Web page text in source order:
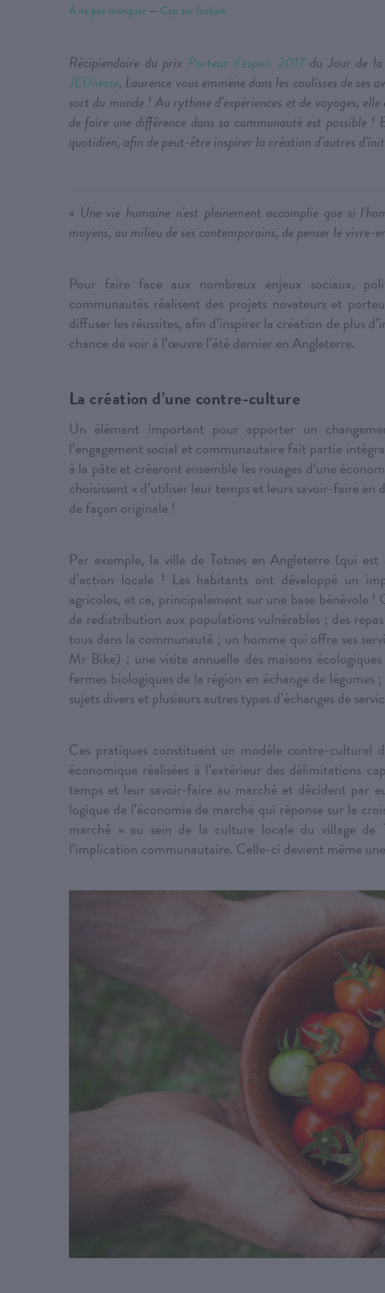
À ne pas manquer — Cap sur l'action
Récipiendaire du prix Porteur d’espoir 2017du Jour de la
JEUnesse, Laurence vous emmène dans les coulisses de
sort du monde ! Au rythme d’expériences et de voyages,
de faire une différence dans sa communauté est possible
quotidien, afin de peut-être inspirer la création d’autres
« Une vie humaine n’est pleinement accomplie que si
moyens, au milieu de ses contemporains, de penser le vivre-
Pour faire face aux nombreux enjeux sociaux,
communautés réalisent des projets novateurs et
diffuser les réussites, afin d’inspirer la création de plus
chance de voir à l’œuvre l’été dernier en Angleterre.
La création d’une contre-culture
Un élément important pour apporter un
l’engagement social et communautaire fait partie
à la pâte et créeront ensemble les rouages d’une
choisissent « d’utiliser leur temps et leurs savoir-faire en
de façon originale !
Par exemple, la ville de Totnes en Angleterre (qui est
d’action locale ! Les habitants ont développé un
agricoles, et ce, principalement sur une base
de redistribution aux populations vulnérables ; des
tous dans la communauté ; un homme qui offre ses
Mr Bike) ; une visite annuelle des maisons
fermes biologiques de la région en échange de légumes
sujets divers et plusieurs autres types d’échanges de
Ces pratiques constituent un modèle contre-culturel
économique réalisées à l’extérieur des délimitations
temps et leur savoir-faire au marché et décident par
logique de l’économie de marché qui réponse sur la
marché » au sein de la culture locale du village de
l’implication communautaire. Celle-ci devient même